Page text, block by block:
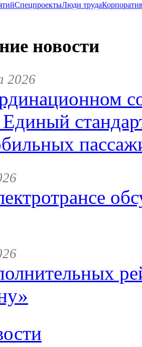
СпецпроектыЛюди труда
новости
2026